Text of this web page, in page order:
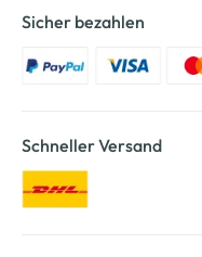
Sicher bezahlen
Schneller Versand